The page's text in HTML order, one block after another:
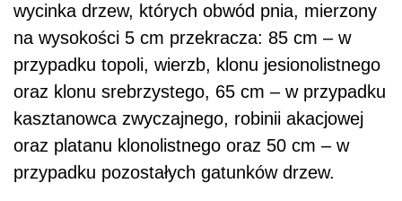
wycinka drzew, których obwód pnia, mierzony
na wysokości 5 cm przekracza: 85 cm – w
przypadku topoli, wierzb, klonu jesionolistnego
oraz klonu srebrzystego, 65 cm – w przypadku
kasztanowca zwyczajnego, robinii akacjowej
oraz platanu klonolistnego oraz 50 cm – w
przypadku pozostałych gatunków drzew.